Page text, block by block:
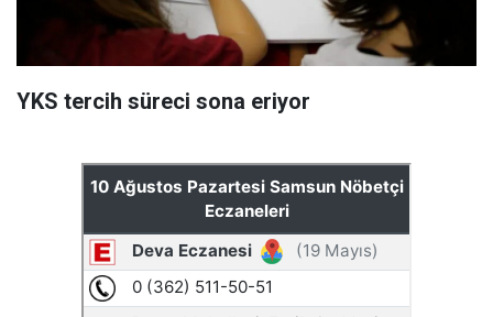
YKS tercih süreci sona eriyor